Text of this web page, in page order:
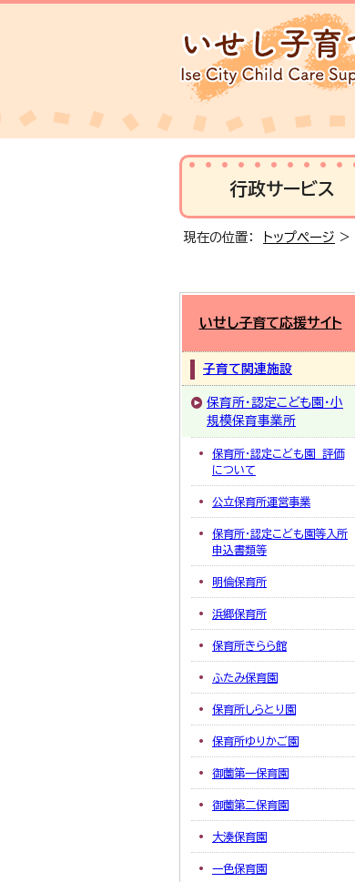
行政サービス
現在の位置： トップページ >
いせし子育て応援サイト
子育て関連施設
保育所・認定こども園・小
規模保育事業所
保育所・認定こども園 評価
について
公立保育所運営事業
保育所・認定こども園等入所
申込書類等
明倫保育所
浜郷保育所
保育所きらら館
ふたみ保育園
保育所しらとり園
保育所ゆりかご園
御薗第一保育園
御薗第二保育園
大湊保育園
一色保育園